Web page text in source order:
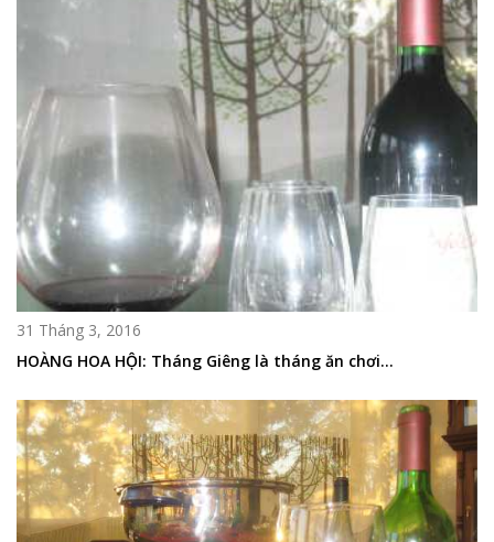
31 Tháng 3, 2016
HOÀNG HOA HỘI: Tháng Giêng là tháng ăn chơi…